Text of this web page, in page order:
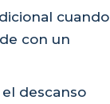
cuando
con un
descanso